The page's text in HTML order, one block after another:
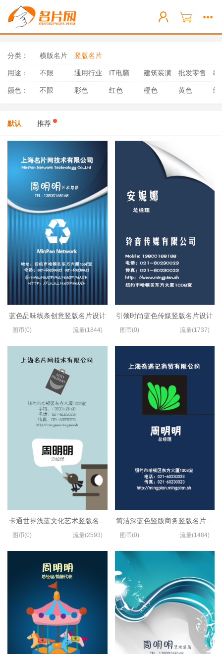
分类： 横版名片 竖版名片
用途： 不限 通用行业 IT电脑 建筑装潢 批发零售 教
颜色： 不限 彩色 红色 橙色 黄色 绿
默认 推荐
蓝色品味线条创意竖版名片设计
图币(0) 流量(1844)
卡通世界浅蓝文化艺术竖版名片设计
图币(0) 流量(2593)
引领时尚蓝色传媒竖版名片设计
图币(0) 流量(1737)
简洁深蓝色竖版商务竖版名片制作
图币(0) 流量(1484)